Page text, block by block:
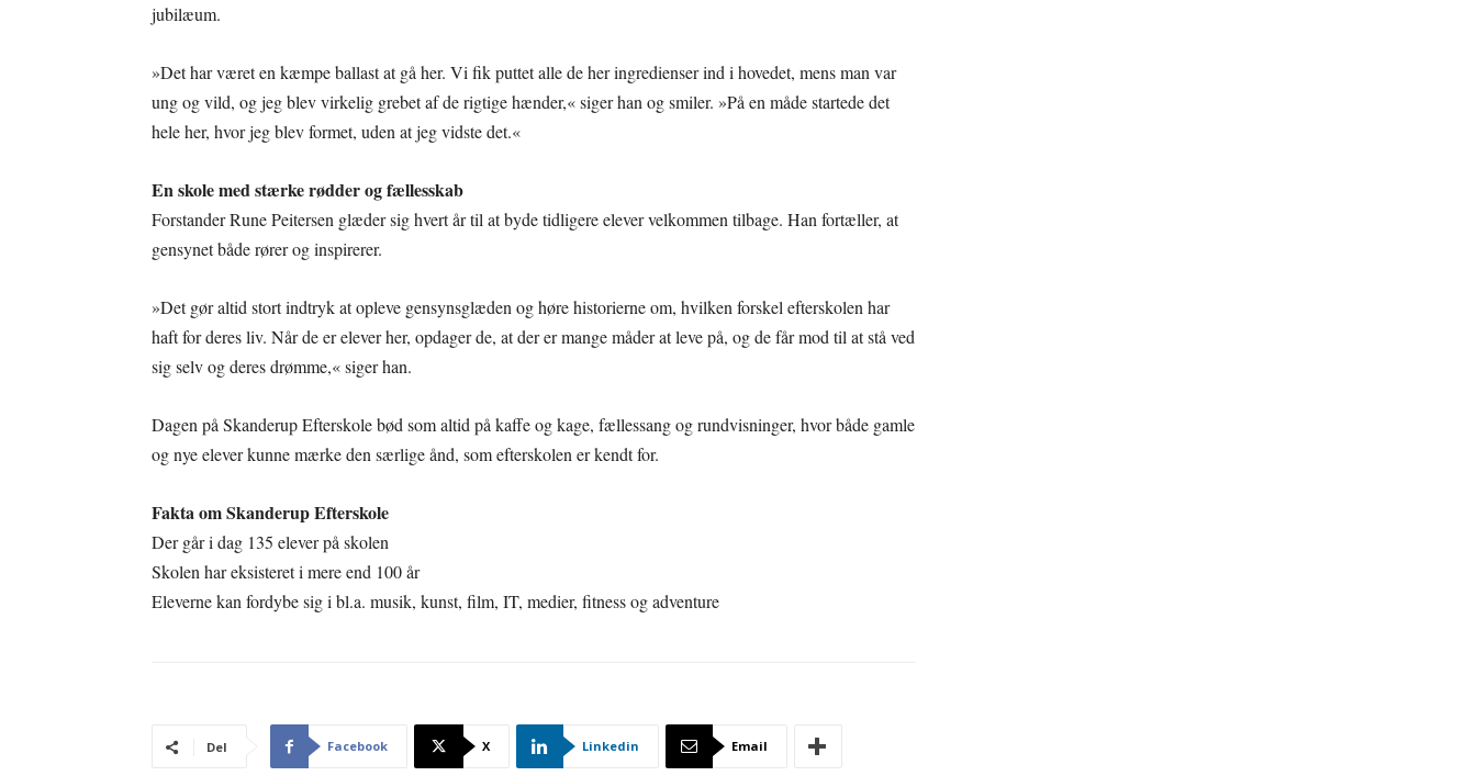
jubilæum.
»Det har været en kæmpe ballast at gå her. Vi fik puttet alle de her ingredienser ind i hovedet, mens man var
ung og vild, og jeg blev virkelig grebet af de rigtige hænder,« siger han og smiler. »På en måde startede det
hele her, hvor jeg blev formet, uden at jeg vidste det.«
En skole med stærke rødder og fællesskab
Forstander Rune Peitersen glæder sig hvert år til at byde tidligere elever velkommen tilbage. Han fortæller, at
gensynet både rører og inspirerer.
»Det gør altid stort indtryk at opleve gensynsglæden og høre historierne om, hvilken forskel efterskolen har
haft for deres liv. Når de er elever her, opdager de, at der er mange måder at leve på, og de får mod til at stå ved
sig selv og deres drømme,« siger han.
Dagen på Skanderup Efterskole bød som altid på kaffe og kage, fællessang og rundvisninger, hvor både gamle
og nye elever kunne mærke den særlige ånd, som efterskolen er kendt for.
Fakta om Skanderup Efterskole
Der går i dag 135 elever på skolen
Skolen har eksisteret i mere end 100 år
Eleverne kan fordybe sig i bl.a. musik, kunst, film, IT, medier, fitness og adventure
Del Facebook X Linkedin Email